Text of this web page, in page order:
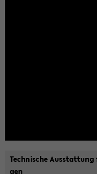
Tech­ni­sche
gen